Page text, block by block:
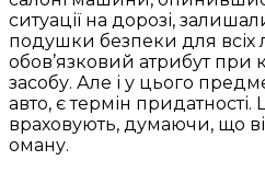
ситуації на дорозі,
подушки безпеки для всіх
обов’язковий атрибут при
засобу. Але і у цього
авто, є термін
враховують, думаючи, що
оману.